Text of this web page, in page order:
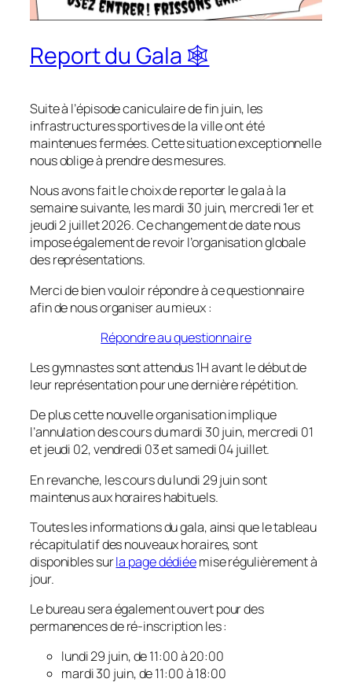
Report du Gala 🕸
Suite à l’épisode caniculaire de fin juin, les
infrastructures sportives de la ville ont été
maintenues fermées. Cette situation exceptionnelle
nous oblige à prendre des mesures.
Nous avons fait le choix de reporter le gala à la
semaine suivante, les mardi 30 juin, mercredi 1er et
jeudi 2 juillet 2026. Ce changement de date nous
impose également de revoir l’organisation globale
des représentations.
Merci de bien vouloir répondre à ce questionnaire
afin de nous organiser au mieux :
Répondre au questionnaire
Les gymnastes sont attendus 1H avant le début de
leur représentation pour une dernière répétition.
De plus cette nouvelle organisation implique
l’annulation des cours du mardi 30 juin, mercredi 01
et jeudi 02, vendredi 03 et samedi 04 juillet.
En revanche, les cours du lundi 29 juin sont
maintenus aux horaires habituels.
Toutes les informations du gala, ainsi que le tableau
récapitulatif des nouveaux horaires, sont
disponibles surla page dédiéemise régulièrement à
jour.
Le bureau sera également ouvert pour des
permanences de ré-inscription les :
lundi 29 juin, de 11:00 à 20:00
mardi 30 juin, de 11:00 à 18:00